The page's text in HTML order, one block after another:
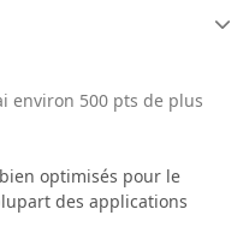
environ 500 pts de plus
optimisés pour le
des applications